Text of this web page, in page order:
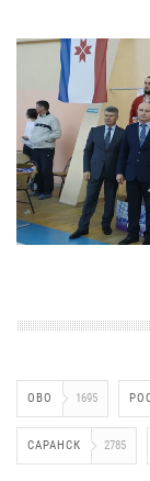
ОВО 1695
САРАНСК 2785